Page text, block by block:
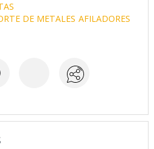
DE METALES AFILADORES